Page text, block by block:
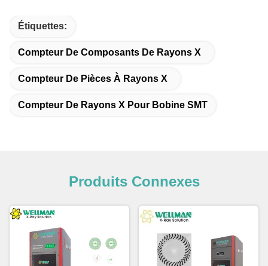
Étiquettes:
Compteur De Composants De Rayons X
Compteur De Pièces À Rayons X
Compteur De Rayons X Pour Bobine SMT
Produits Connexes